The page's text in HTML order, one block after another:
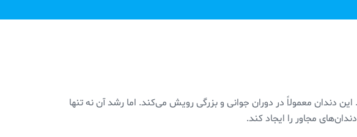
دندان معمولاً در دوران جوانی و بزرگی رویش می‌کند. اما رشد آن نه تنها
مجاور را ایجاد کند.